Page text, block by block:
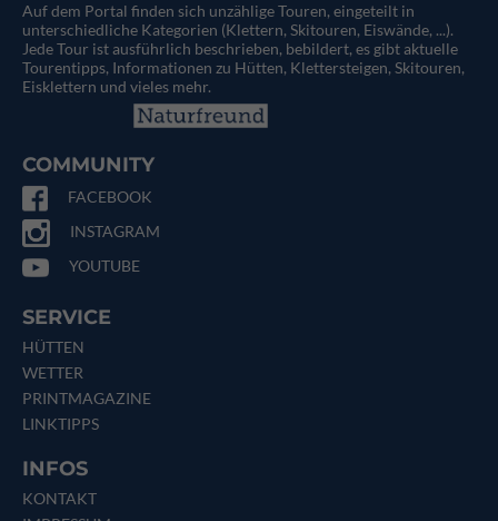
Auf dem Portal finden sich unzählige Touren, eingeteilt in
unterschiedliche Kategorien (Klettern, Skitouren, Eiswände, ...).
Jede Tour ist ausführlich beschrieben, bebildert, es gibt aktuelle
Tourentipps, Informationen zu Hütten, Klettersteigen, Skitouren,
Eisklettern und vieles mehr.
COMMUNITY
FACEBOOK
INSTAGRAM
YOUTUBE
SERVICE
HÜTTEN
WETTER
PRINTMAGAZINE
LINKTIPPS
INFOS
KONTAKT